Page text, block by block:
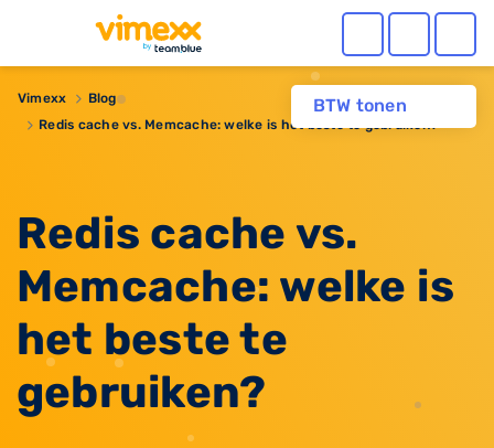
BTW tonen
Vimexx
Blog
Redis cache vs. Memcache: welke is het beste te gebruiken?
Redis cache vs.
Memcache: welke is
het beste te
gebruiken?